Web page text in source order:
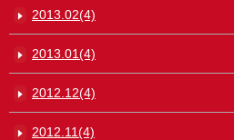
2013.02(4)
2013.01(4)
2012.12(4)
2012.11(4)